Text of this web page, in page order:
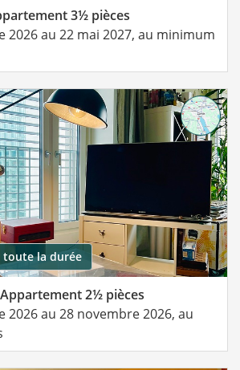
3½ pièces
2026 au 22 mai 2027, au minimum
toute la durée
Appartement 2½ pièces
2026 au 28 novembre 2026, au